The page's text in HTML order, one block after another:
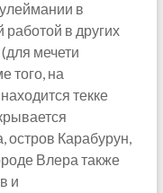
в
работой в других
мечети
того, на
текке
остров Карабурун,
Влера также
и